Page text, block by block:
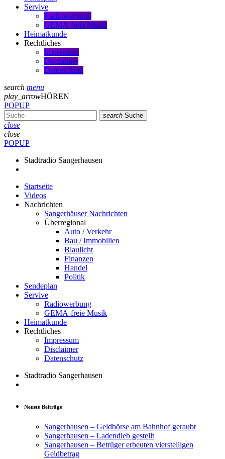
Servive
Radiowerbung
GEMA-freie Musik
Heimatkunde
Rechtliches
Impressum
Disclaimer
Datenschutz
search menu
play_arrowHÖREN
POPUP
search Suche
close
close
POPUP
Stadtradio Sangerhausen
Startseite
Videos
Nachrichten
Sangerhäuser Nachrichten
Überregional
Auto / Verkehr
Bau / Immobilien
Blaulicht
Finanzen
Handel
Politik
Sendeplan
Servive
Radiowerbung
GEMA-freie Musik
Heimatkunde
Rechtliches
Impressum
Disclaimer
Datenschutz
Stadtradio Sangerhausen
Neuste Beiträge
Sangerhausen – Geldbörse am Bahnhof geraubt
Sangerhausen – Ladendieb gestellt
Sangerhausen – Betrüger erbeuten vierstelligen
Geldbetrag